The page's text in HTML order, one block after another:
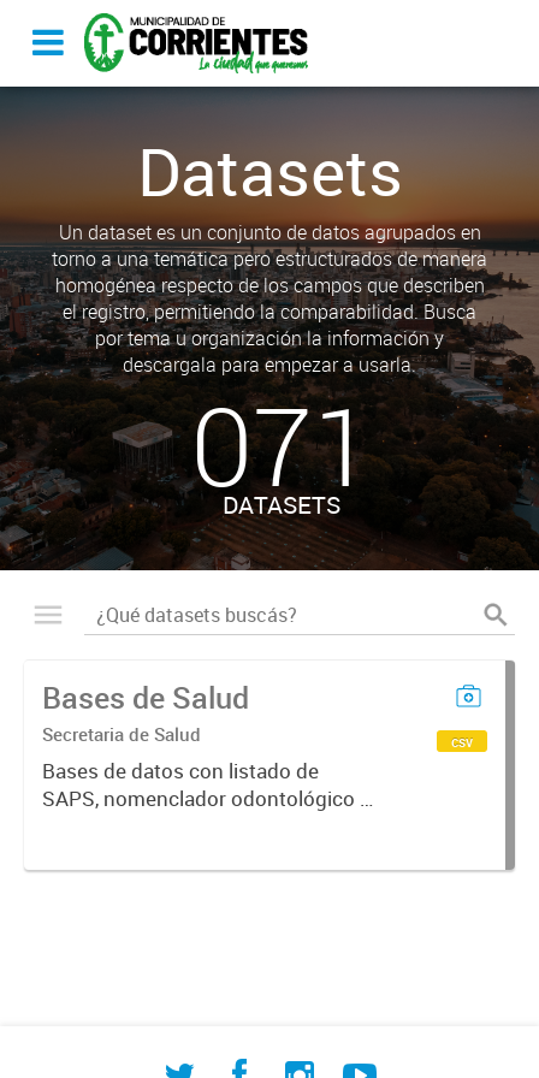
Datasets
Un dataset es un conjunto de datos agrupados en
torno a una temática pero estructurados de manera
homogénea respecto de los campos que describen
el registro, permitiendo la comparabilidad. Busca
por tema u organización la información y
descargala para empezar a usarla.
071
DATASETS
Bases de Salud
Secretaria de Salud
Bases de datos con listado de
SAPS, nomenclador odontológico y
csv